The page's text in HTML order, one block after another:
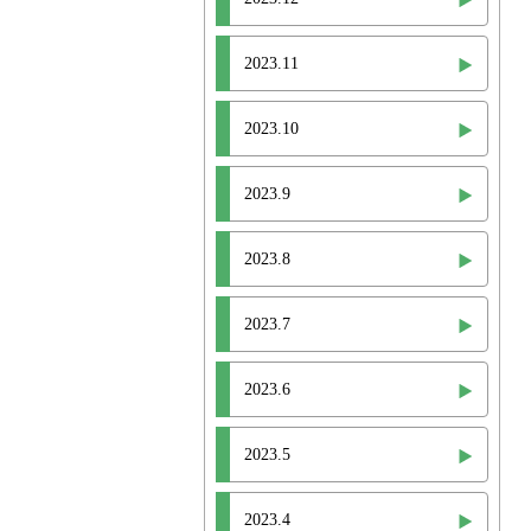
2023.11
2023.10
2023.9
2023.8
2023.7
2023.6
2023.5
2023.4